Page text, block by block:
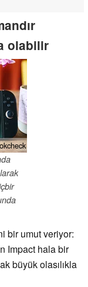
olabilir
bir umut veriyor:
Impact hala bir
büyük olasılıkla